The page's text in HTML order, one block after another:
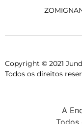
Copyright © 2021
Todos os direitos
A
Todos